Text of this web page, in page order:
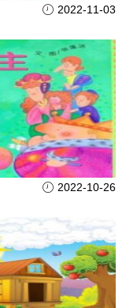
2022-11-03
2022-10-26